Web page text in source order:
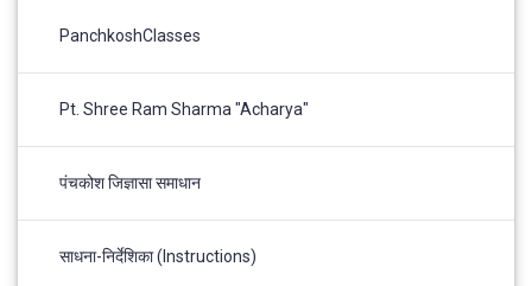
PanchkoshClasses
Pt. Shree Ram Sharma "Acharya"
पंचकोश जिज्ञासा समाधान
साधना-निर्देशिका (Instructions)